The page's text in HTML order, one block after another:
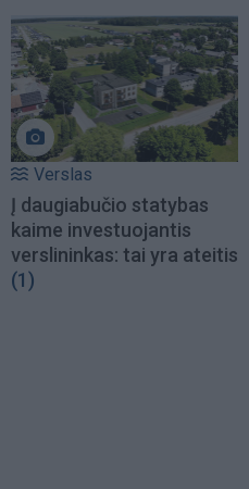
Verslas
Į daugiabučio statybas
kaime investuojantis
verslininkas: tai yra ateitis
(1)